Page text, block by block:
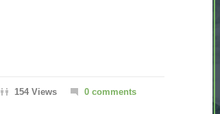
154 Views 0 comments